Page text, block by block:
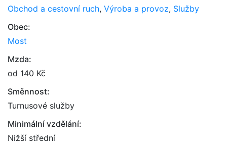
Obchod a cestovní ruch, Výroba a provoz, Služby
Obec:
Most
Mzda:
od 140 Kč
Směnnost:
Turnusové služby
Minimální vzdělání:
Nižší střední